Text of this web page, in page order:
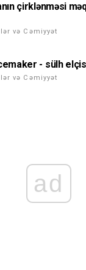
çirklənməsi
və Cəmiyyət
- sülh
və Cəmiyyət
ad